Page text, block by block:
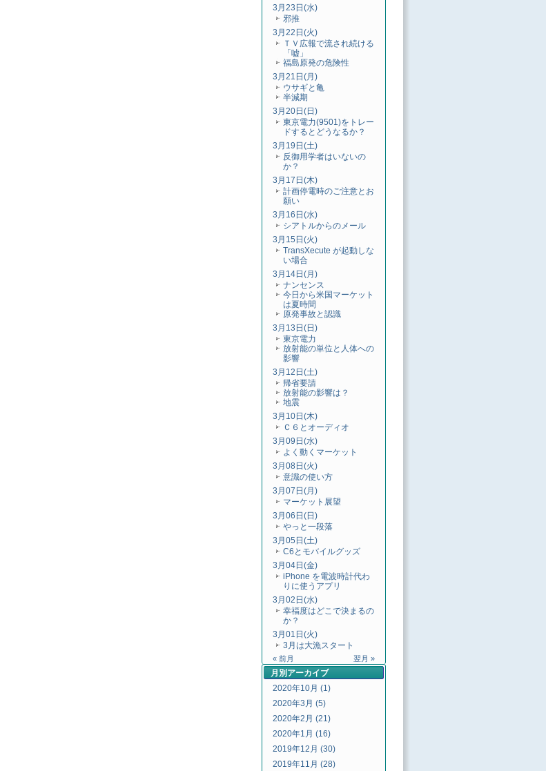
3月23日(水)
邪推
3月22日(火)
ＴＶ広報で流され続ける
「嘘」
福島原発の危険性
3月21日(月)
ウサギと亀
半減期
3月20日(日)
東京電力(9501)をトレー
ドするとどうなるか？
3月19日(土)
反御用学者はいないの
か？
3月17日(木)
計画停電時のご注意とお
願い
3月16日(水)
シアトルからのメール
3月15日(火)
TransXecute が起動しな
い場合
3月14日(月)
ナンセンス
今日から米国マーケット
は夏時間
原発事故と認識
3月13日(日)
東京電力
放射能の単位と人体への
影響
3月12日(土)
帰省要請
放射能の影響は？
地震
3月10日(木)
Ｃ６とオーディオ
3月09日(水)
よく動くマーケット
3月08日(火)
意識の使い方
3月07日(月)
マーケット展望
3月06日(日)
やっと一段落
3月05日(土)
C6とモバイルグッズ
3月04日(金)
iPhone を電波時計代わ
りに使うアプリ
3月02日(水)
幸福度はどこで決まるの
か？
3月01日(火)
3月は大漁スタート
« 前月 翌月 »
月別 アーカイブ
2020年10月 (1)
2020年3月 (5)
2020年2月 (21)
2020年1月 (16)
2019年12月 (30)
2019年11月 (28)